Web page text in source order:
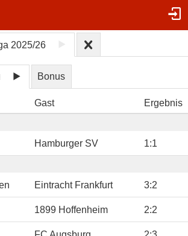
2025/26
Bonus
Gast Ergebnis
Hamburger SV 1:1
Eintracht Frankfurt 3:2
1899 Hoffenheim 2:2